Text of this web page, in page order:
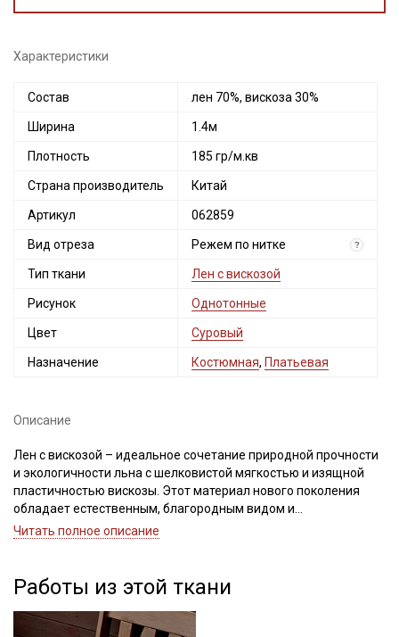
Характеристики
Состав лен 70%, вискоза 30%
Ширина 1.4м
Плотность 185 гр/м.кв
Страна производитель Китай
Артикул 062859
Вид отреза Режем по нитке ?
Тип ткани Лен с вискозой
Рисунок Однотонные
Цвет Суровый
Назначение Костюмная, Платьевая
Описание
Лен с вискозой – идеальное сочетание природной прочности
и экологичности льна с шелковистой мягкостью и изящной
пластичностью вискозы. Этот материал нового поколения
обладает естественным, благородным видом и
превосходными драпировочными свойствами. Лен
на ощупь. Данная ткань не окрашивалась, имеет природный
цвет и естественную фактуру.
Благодаря вискозе ткань удивительно нежна на ощупь,
приятна к телу и абсолютно не колется, обеспечивая
Читать полное описание
Работы из этой ткани